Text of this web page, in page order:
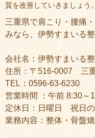
質を改善していきましょう。
三重県で肩こり・腰痛
みなら、伊勢すまいる
会社名：伊勢すまいる
住所：〒516-0007 三
TEL：0596-63-6230
営業時間 ：午前 8:30～
定休日：日曜日 祝日
業務内容：整体・骨盤